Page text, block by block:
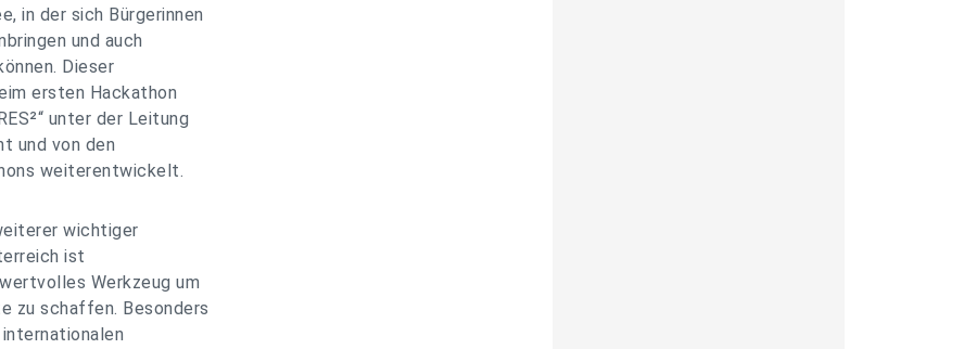
in der sich Bürgerinnen
und auch
Dieser
ersten Hackathon
unter der Leitung
und von den
weiterentwickelt.
wichtiger
ist
Werkzeug um
zu schaffen. Besonders